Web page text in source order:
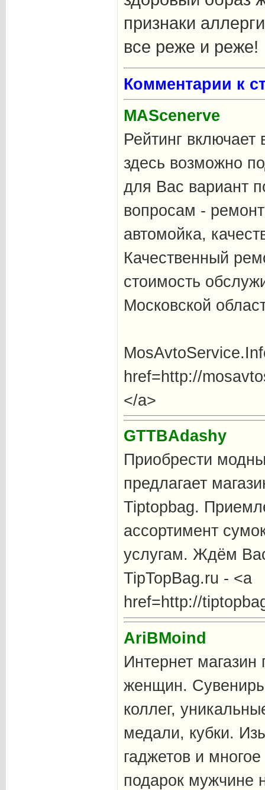
признаки
все реже и реже!
Комментарии к
MAScenerve
Рейтинг включает
здесь возможно
для Вас вариант
вопросам -
автомойка,
Качественный
стоимость
Московской
href=http://
</a>
GTTBAdashy
Приобрести
предлагает
Tiptopbag.
ассортимент
услугам. Ждём
TipTopBag.ru - <a
href=http://
AriBMoind
Интернет
женщин.
коллег,
медали, кубки.
гаджетов и
подарок мужчине